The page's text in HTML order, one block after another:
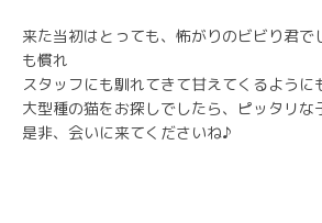
来た当初はとっても、怖がりのビビり君で
も慣れ
スタッフにも馴れてきて甘えてくるように
大型種の猫をお探しでしたら、ピッタリな
是非、会いに来てくださいね♪